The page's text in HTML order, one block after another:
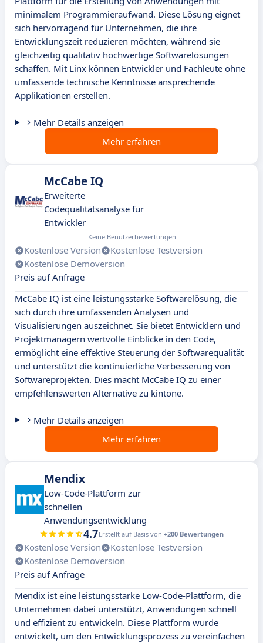
minimalem Programmieraufwand. Diese Lösung eignet
sich hervorragend für Unternehmen, die ihre
Entwicklungszeit reduzieren möchten, während sie
gleichzeitig qualitativ hochwertige Softwarelösungen
schaffen. Mit Linx können Entwickler und Fachleute ohne
umfassende technische Kenntnisse ansprechende
Applikationen erstellen.
Mehr Details anzeigen
Mehr erfahren
McCabe IQ
Erweiterte
Codequalitätsanalyse für
Entwickler
Keine Benutzerbewertungen
Kostenlose Version
Kostenlose Testversion
Kostenlose Demoversion
Preis auf Anfrage
McCabe IQ ist eine leistungsstarke Softwarelösung, die
sich durch ihre umfassenden Analysen und
Visualisierungen auszeichnet. Sie bietet Entwicklern und
Projektmanagern wertvolle Einblicke in den Code,
ermöglicht eine effektive Steuerung der Softwarequalität
und unterstützt die kontinuierliche Verbesserung von
Softwareprojekten. Dies macht McCabe IQ zu einer
empfehlenswerten Alternative zu kintone.
Mehr Details anzeigen
Mehr erfahren
Mendix
Low-Code-Plattform zur
schnellen
Anwendungsentwicklung
4.7Erstellt auf Basis von +200 Bewertungen
Kostenlose Version
Kostenlose Testversion
Kostenlose Demoversion
Preis auf Anfrage
Mendix ist eine leistungsstarke Low-Code-Plattform, die
Unternehmen dabei unterstützt, Anwendungen schnell
und effizient zu entwickeln. Diese Plattform wurde
entwickelt, um den Entwicklungsprozess zu vereinfachen